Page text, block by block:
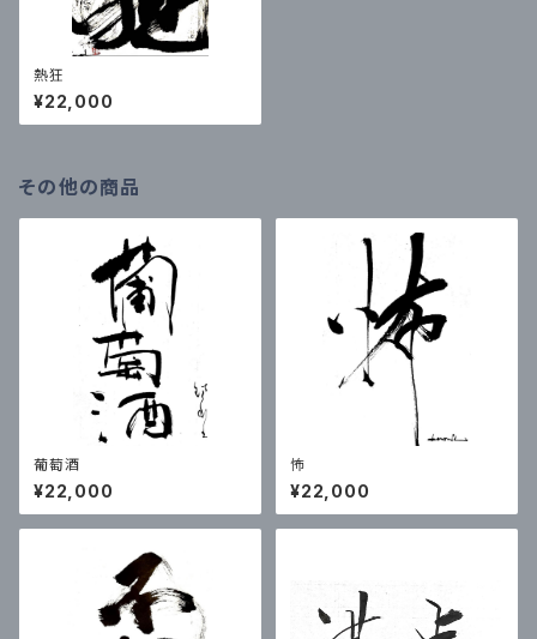
熱狂
¥22,000
その他の商品
葡萄酒
¥22,000
怖
¥22,000